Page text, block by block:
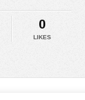
0
LIKES